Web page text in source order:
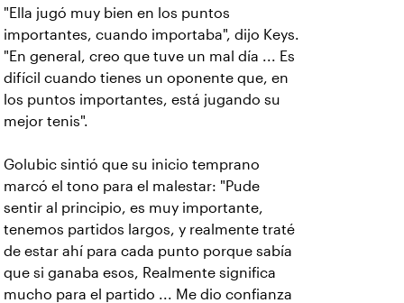
"Ella jugó muy bien en los puntos
importantes, cuando importaba", dijo Keys.
"En general, creo que tuve un mal día ... Es
difícil cuando tienes un oponente que, en
los puntos importantes, está jugando su
mejor tenis".
Golubic sintió que su inicio temprano
marcó el tono para el malestar: "Pude
sentir al principio, es muy importante,
tenemos partidos largos, y realmente traté
de estar ahí para cada punto porque sabía
que si ganaba esos, Realmente significa
mucho para el partido ... Me dio confianza